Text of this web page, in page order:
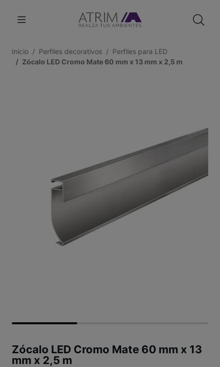
Inicio Perfiles decorativos
Perfiles para LED
Zócalo LED Cromo Mate 60 mm x 13 mm x 2,5 m
Zócalo LED Cromo Mate 60 mm x 13
mm x 2,5 m